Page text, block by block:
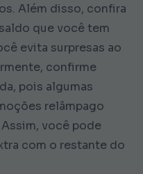
Além disso, confira
que você tem
evita surpresas ao
confirme
pois algumas
relâmpago
você pode
com o restante do